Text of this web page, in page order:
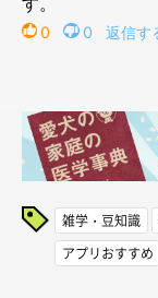
雑学・豆知識
アプリおすすめ